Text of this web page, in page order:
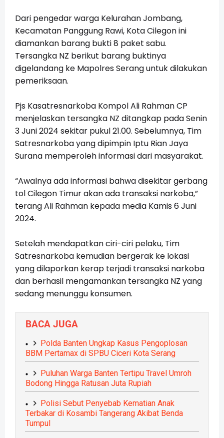
Dari pengedar warga Kelurahan Jombang,
Kecamatan Panggung Rawi, Kota Cilegon ini
diamankan barang bukti 8 paket sabu.
Tersangka NZ berikut barang buktinya
digelandang ke Mapolres Serang untuk dilakukan
pemeriksaan.
Pjs Kasatresnarkoba Kompol Ali Rahman CP
menjelaskan tersangka NZ ditangkap pada Senin
3 Juni 2024 sekitar pukul 21.00. Sebelumnya, Tim
Satresnarkoba yang dipimpin Iptu Rian Jaya
Surana memperoleh informasi dari masyarakat.
“Awalnya ada informasi bahwa disekitar gerbang
tol Cilegon Timur akan ada transaksi narkoba,”
terang Ali Rahman kepada media Kamis 6 Juni
2024.
Setelah mendapatkan ciri-ciri pelaku, Tim
Satresnarkoba kemudian bergerak ke lokasi
yang dilaporkan kerap terjadi transaksi narkoba
dan berhasil mengamankan tersangka NZ yang
sedang menunggu konsumen.
BACA JUGA
Polda Banten Ungkap Kasus Pengoplosan
BBM Pertamax di SPBU Ciceri Kota Serang
Puluhan Warga Banten Tertipu Travel Umroh
Bodong Hingga Ratusan Juta Rupiah
Polisi Sebut Penyebab Kematian Anak
Terbakar di Kosambi Tangerang Akibat Benda
Tumpul